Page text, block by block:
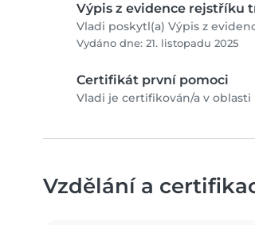
Výpis z evidence rejstříku
Vladi poskytl(a) Výpis z
Vydáno dne: 21. listopadu 2025
Certifikát první pomoci
Vladi je certifikován/a v
Vzdělání a